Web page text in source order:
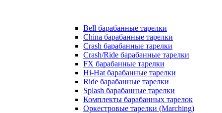
Bell барабанные тарелки
China барабанные тарелки
Crash барабанные тарелки
Crash/Ride барабанные тарелки
FX барабанные тарелки
Hi-Hat барабанные тарелки
Ride барабанные тарелки
Splash барабанные тарелки
Комплекты барабанных тарелок
Оркестровые тарелки (Marching)